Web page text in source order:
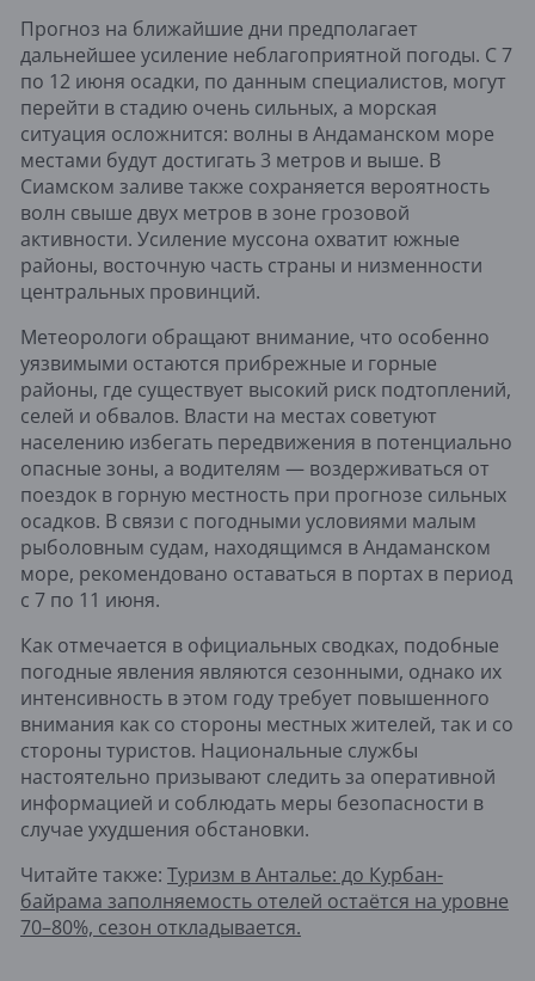
Прогноз на ближайшие дни предполагает
дальнейшее усиление неблагоприятной погоды. С 7
по 12 июня осадки, по данным специалистов, могут
перейти в стадию очень сильных, а морская
ситуация осложнится: волны в Андаманском море
местами будут достигать 3 метров и выше. В
Сиамском заливе также сохраняется вероятность
волн свыше двух метров в зоне грозовой
активности. Усиление муссона охватит южные
районы, восточную часть страны и низменности
центральных провинций.
Метеорологи обращают внимание, что особенно
уязвимыми остаются прибрежные и горные
районы, где существует высокий риск подтоплений,
селей и обвалов. Власти на местах советуют
населению избегать передвижения в потенциально
опасные зоны, а водителям — воздерживаться от
поездок в горную местность при прогнозе сильных
осадков. В связи с погодными условиями малым
рыболовным судам, находящимся в Андаманском
море, рекомендовано оставаться в портах в период
с 7 по 11 июня.
Как отмечается в официальных сводках, подобные
погодные явления являются сезонными, однако их
интенсивность в этом году требует повышенного
внимания как со стороны местных жителей, так и со
стороны туристов. Национальные службы
настоятельно призывают следить за оперативной
информацией и соблюдать меры безопасности в
случае ухудшения обстановки.
Читайте также: Туризм в Анталье: до Курбан-
байрама заполняемость отелей остаётся на уровне
70–80%, сезон откладывается.